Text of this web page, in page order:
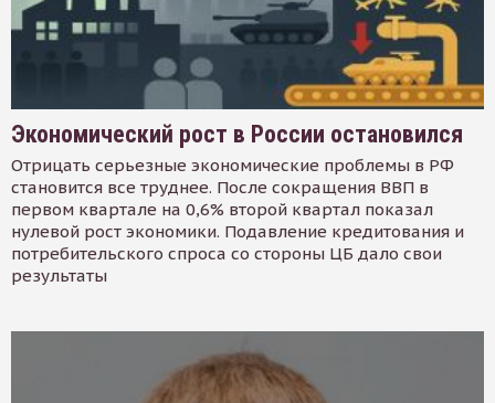
Экономический рост в России остановился
Отрицать серьезные экономические проблемы в РФ
становится все труднее. После сокращения ВВП в
первом квартале на 0,6% второй квартал показал
нулевой рост экономики. Подавление кредитования и
потребительского спроса со стороны ЦБ дало свои
результаты